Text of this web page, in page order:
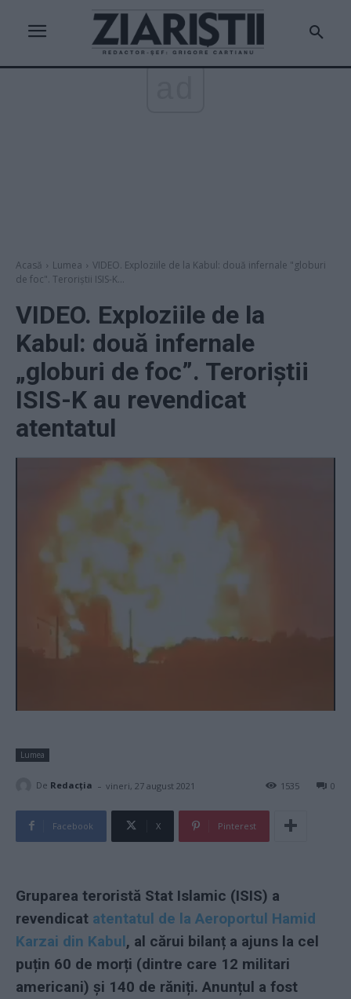
Acasă Lumea
VIDEO. Exploziile de la Kabul: două infernale "globuri
de foc". Teroriștii ISIS-K...
VIDEO. Exploziile de la
Kabul: două infernale
„globuri de foc”. Teroriștii
ISIS-K au revendicat
atentatul
Lumea
De Redacţia - vineri, 27 august 2021 0
1535
Facebook X Pinterest
Gruparea teroristă Stat Islamic (ISIS) a
revendicat atentatul de la Aeroportul Hamid
Karzai din Kabul, al cărui bilanț a ajuns la cel
puțin 60 de morți (dintre care 12 militari
americani) și 140 de răniți. Anunțul a fost